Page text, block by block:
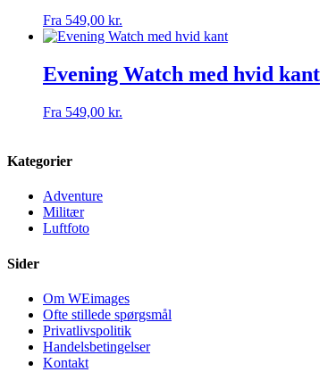
Fra 549,00 kr.
Evening Watch med hvid kant
Fra 549,00 kr.
Kategorier
Adventure
Militær
Luftfoto
Sider
Om WEimages
Ofte stillede spørgsmål
Privatlivspolitik
Handelsbetingelser
Kontakt